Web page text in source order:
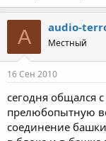
A audio-
Местный
16 Сен 2010
сегодня общался
прелюбопытную
соединение